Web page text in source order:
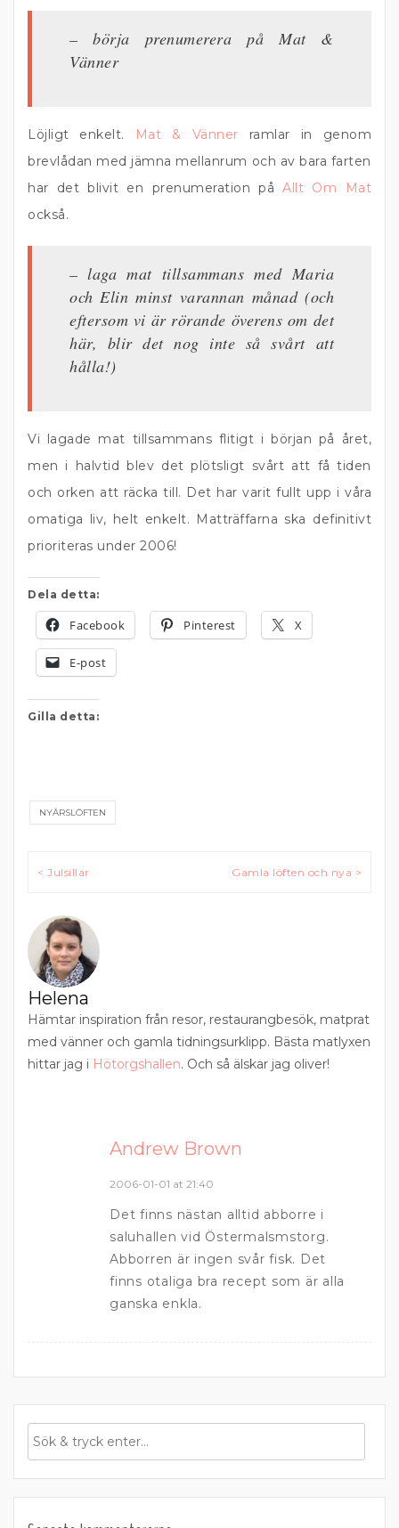
– börja prenumerera på Mat &
Vänner
Löjligt enkelt. Mat & Vänner ramlar in genom
brevlådan med jämna mellanrum och av bara farten
har det blivit en prenumeration påAllt Om Mat
också.
– laga mat tillsammans med Maria
och Elin minst varannan månad (och
eftersom vi är rörande överens om det
här, blir det nog inte så svårt att
hålla!)
Vi lagade mat tillsammans flitigt i början på året,
men i halvtid blev det plötsligt svårt att få tiden
och orken att räcka till. Det har varit fullt upp i våra
omatiga liv, helt enkelt. Matträffarna ska definitivt
prioriteras under 2006!
Dela detta:
Facebook Pinterest X
E-post
Gilla detta:
NYÅRSLÖFTEN
Inläggsnavigering
< Julsillar Gamla löften och nya >
Helena
Hämtar inspiration från resor, restaurangbesök, matprat
med vänner och gamla tidningsurklipp. Bästa matlyxen
hittar jag i Hötorgshallen. Och så älskar jag oliver!
Andrew Brown
2006-01-01 at 21:40
Det finns nästan alltid abborre i
saluhallen vid Östermalsmstorg.
Abborren är ingen svår fisk. Det
finns otaliga bra recept som är alla
ganska enkla.